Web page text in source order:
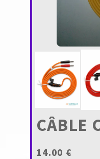
CÂBLE
14.00 €